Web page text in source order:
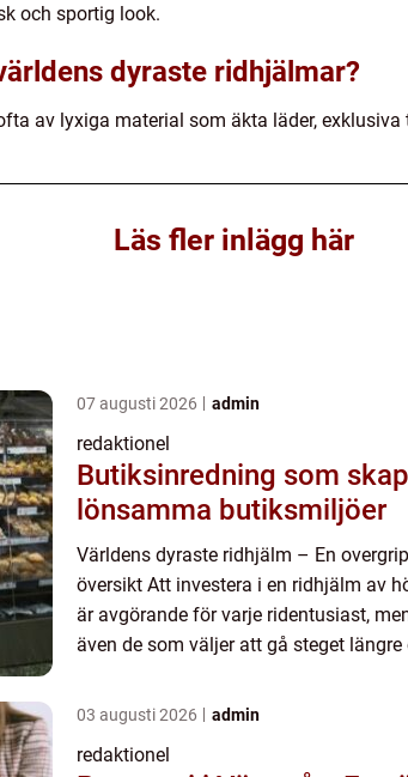
och sportig look.
dyraste ridhjälmar?
av lyxiga material som äkta läder, exklusiva
Läs fler inlägg här
07 augusti 2026 admin
redaktionel
Butiksinredning som
lönsamma butiksmiljöer
Världens dyraste ridhjälm – En
översikt Att investera i en ridhjälm av
är avgörande för varje ridentusiast,
även de som väljer att gå steget längre
hjälmar...
03 augusti 2026 admin
redaktionel